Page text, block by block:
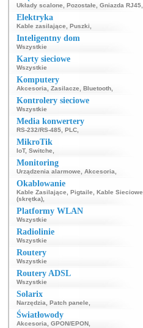
Układy scalone Pozostałe Gniazda RJ45
Elektryka
Kable zasilające Puszki
Inteligentny dom
Wszystkie
Karty sieciowe
Wszystkie
Komputery
Akcesoria Zasilacze Bluetooth
Kontrolery sieciowe
Wszystkie
Media konwertery
RS-232/RS-485 PLC
MikroTik
IoT, Switche
Monitoring
Urządzenia alarmowe Akcesoria
Okablowanie
Kable Zasilające Pigtaile
Kable Sieciowe
(skrętka)
Platformy WLAN
Wszystkie
Radiolinie
Wszystkie
Routery
Wszystkie
Routery ADSL
Wszystkie
Solarix
Narzędzia Patch panele
Światłowody
Akcesoria GPON/EPON